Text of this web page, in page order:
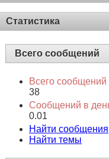
Базовая информация
Статистика
Всего сообщений
Всего сообщений
38
Сообщений в день
0.01